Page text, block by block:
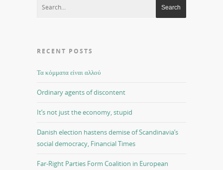
RECENT POSTS
Τα κόμματα είναι αλλού
Ordinary agents of discontent
It’s not just the economy, stupid
Danish election hastens demise of Scandinavia’s
social democracy, Financial Times
Far-Right Parties Form Coalition in European